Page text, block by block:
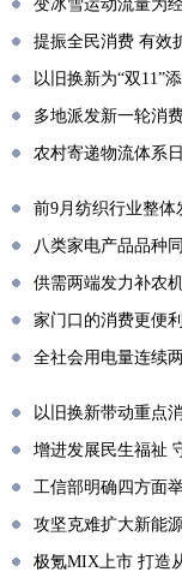
变冰雪运动流量为
提振全民消费 有效
以旧换新为“双11”
多地派发新一轮消
农村寄递物流体系
前9月纺织行业整体
八类家电产品品种
供需两端发力补农
家门口的消费更便利
全社会用电量连续
以旧换新带动重点
增进发展民生福祉
工信部明确四方面
攻坚克难扩大新能
极氪MIX上市 打造